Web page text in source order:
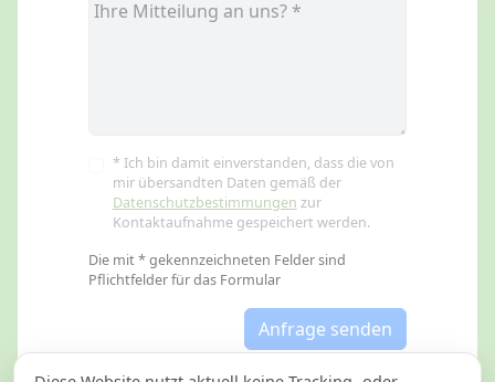
* Ich bin damit einverstanden, dass die von
mir übersandten Daten gemäß der
Datenschutzbestimmungen zur
Kontaktaufnahme gespeichert werden.
Die mit * gekennzeichneten Felder sind
Pflichtfelder für das Formular
Anfrage senden